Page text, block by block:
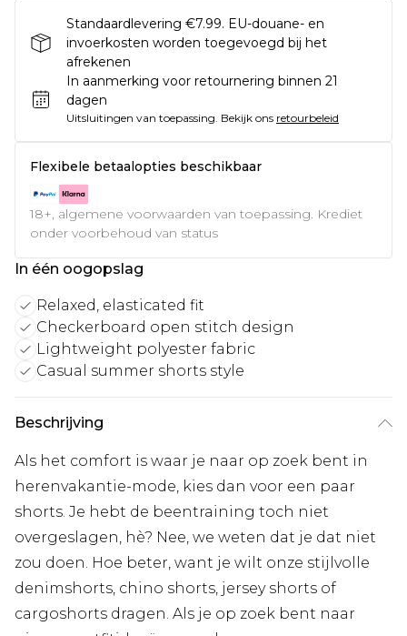
Standaardlevering €7.99. EU-douane- en
invoerkosten worden toegevoegd bij het
afrekenen
In aanmerking voor retournering binnen 21
dagen
Uitsluitingen van toepassing. Bekijk ons retourbeleid
Flexibele betaalopties beschikbaar
18+, algemene voorwaarden van toepassing. Krediet
onder voorbehoud van status
In één oogopslag
Relaxed, elasticated fit
Checkerboard open stitch design
Lightweight polyester fabric
Casual summer shorts style
Beschrijving
Als het comfort is waar je naar op zoek bent in
herenvakantie-mode, kies dan voor een paar
shorts. Je hebt de beentraining toch niet
overgeslagen, hè? Nee, we weten dat je dat niet
zou doen. Hoe beter, want je wilt onze stijlvolle
denimshorts, chino shorts, jersey shorts of
cargoshorts dragen. Als je op zoek bent naar